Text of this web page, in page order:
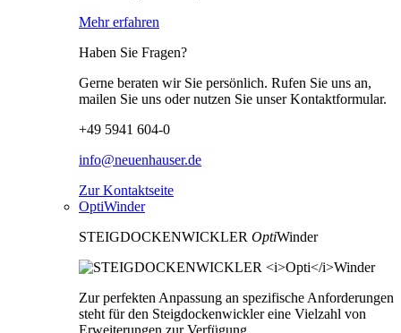
Mehr erfahren
Haben Sie Fragen?
Gerne beraten wir Sie persönlich. Rufen Sie uns an,
mailen Sie uns oder nutzen Sie unser Kontaktformular.
+49 5941 604-0
info@neuenhauser.de
Zur Kontaktseite
OptiWinder
STEIGDOCKENWICKLER OptiWinder
Zur perfekten Anpassung an spezifische Anforderungen
steht für den Steigdockenwickler eine Vielzahl von
Erweiterungen zur Verfügung.